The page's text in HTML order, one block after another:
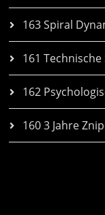
163 Spiral
161
162
160 3 Jahre